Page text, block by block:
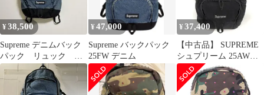
¥38,500
Supreme デニムバック
パック リュック
25FW
¥47,000
Supreme バックパック
25FW デニム
¥ 37,400
【中古品】 SUPREME
シュプリーム 25AW
DENIM BACKPACK デ
ニム地 バックパック リ
ュック 鞄 【149-